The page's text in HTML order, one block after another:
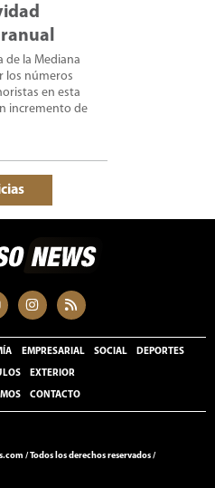
de la Mediana
los números
en esta
incremento de
EMPRESARIAL SOCIAL DEPORTES
EXTERIOR
CONTACTO
/Todos los derechos reservados /